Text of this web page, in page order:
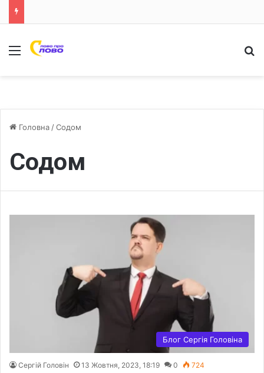
Меню
Головна /Содом
Содом
Блог Сергія Головіна
Сергій Головін 13 Жовтня, 2023, 18:19 0 724